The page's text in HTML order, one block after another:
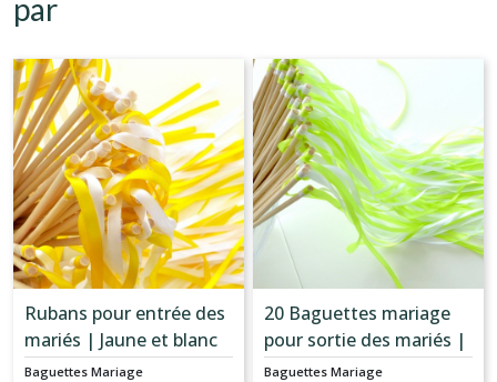
par
Rubans pour entrée des
mariés | Jaune et blanc
Baguettes Mariage
20 Baguettes mariage
pour sortie des mariés |
Vert anis et blanc
Baguettes Mariage